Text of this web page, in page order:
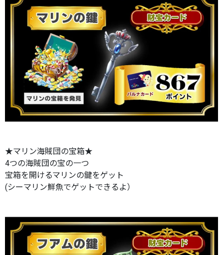
★マリン海賊団の宝箱★
4つの海賊団の宝の一つ
宝箱を開けるマリンの鍵をゲット
(シーマリン鮮魚でゲットできるよ）